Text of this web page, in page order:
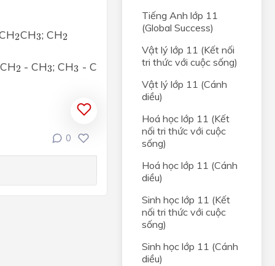
2
2CH3
3; CH2
2
2
2 - CH3
3; CH3
3 - C
0
Tiếng Anh lớp 11
(Global Success)
Vật lý lớp 11 (Kết nối
tri thức với cuộc sống)
Vật lý lớp 11 (Cánh
diều)
Hoá học lớp 11 (Kết
nối tri thức với cuộc
sống)
Hoá học lớp 11 (Cánh
diều)
Sinh học lớp 11 (Kết
nối tri thức với cuộc
sống)
Sinh học lớp 11 (Cánh
diều)